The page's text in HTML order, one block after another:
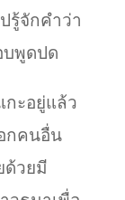
รู้จักคำว่า
บพูดปด
กะอยู่แล้ว
กคนอื่น
ด้วยมี